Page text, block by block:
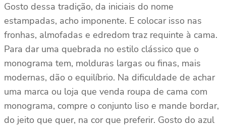
Gosto dessa tradição, da iniciais do nome
estampadas, acho imponente. E colocar isso nas
fronhas, almofadas e edredom traz requinte à cama.
Para dar uma quebrada no estilo clássico que o
monograma tem, molduras largas ou finas, mais
modernas, dão o equilíbrio. Na dificuldade de achar
uma marca ou loja que venda roupa de cama com
monograma, compre o conjunto liso e mande bordar,
do jeito que quer, na cor que preferir. Gosto do azul